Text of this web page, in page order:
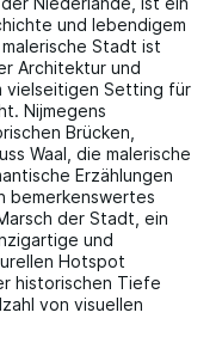
und lebendigem
Stadt ist
Architektur und
vielseitigen Setting für
Nijmegens
Brücken,
Waal, die malerische
Erzählungen
bemerkenswertes
der Stadt, ein
und
Hotspot
historischen Tiefe
von visuellen